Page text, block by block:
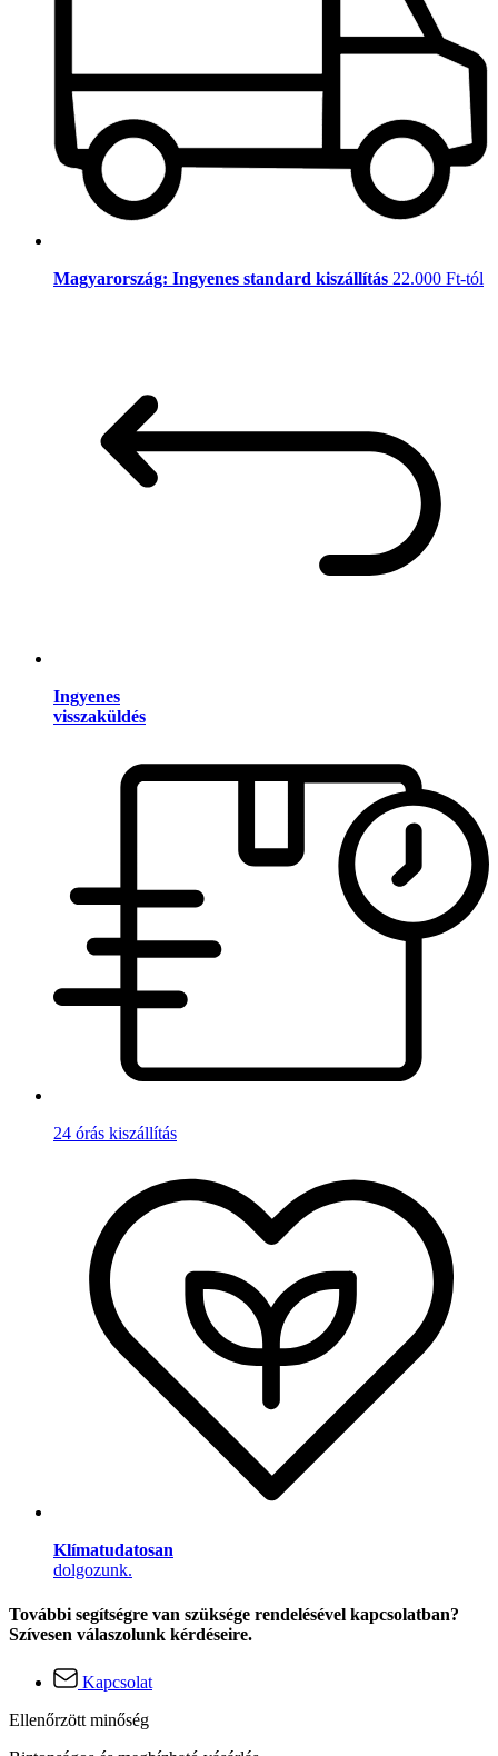
Magyarország: Ingyenes standard kiszállítás 22.000 Ft-tól
Ingyenes
visszaküldés
24 órás kiszállítás
Klímatudatosan
dolgozunk.
További segítségre van szüksége rendelésével kapcsolatban?
Szívesen válaszolunk kérdéseire.
Kapcsolat
Ellenőrzött minőség